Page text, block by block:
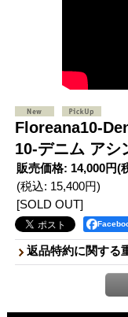
Floreana10-
10-デニム アシ
販売価格: 14,000円(
(税込: 15,400円)
[SOLD OUT]
返品特約に関する